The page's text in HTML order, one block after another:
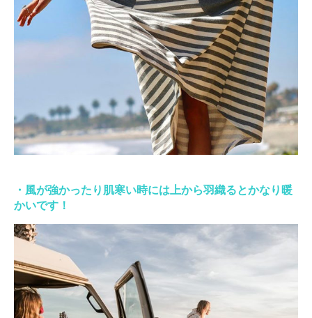
・風が強かったり肌寒い時には上から羽織るとかなり暖
かいです！